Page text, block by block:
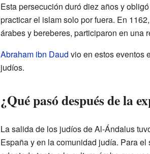
Esta persecución duró diez años y
practicar el islam solo por fuera. En
árabes y bereberes, participaron en una
Abraham ibn Daud vio en estos eventos
judíos.
¿Qué pasó después de la
La salida de los judíos de Al-Ándalus
España y en la comunidad judía. Para